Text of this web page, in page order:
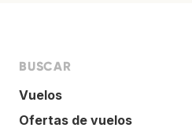
BUSCAR
Vuelos
Ofertas de vuelos